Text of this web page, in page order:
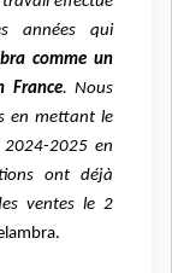
années qui
comme un
France. Nous
en mettant le
2024-2025 en
ont déjà
ventes le 2